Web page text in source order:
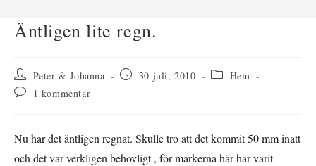
Äntligen lite regn.
Inläggsförfattare:
Peter & Johanna
Inlägget30 juli, 2010 Inläggskategori:
Hem
Kommentarer
1 kommentar
Nu har det äntligen regnat. Skulle tro att det kommit 50 mm inatt
och det var verkligen behövligt , för markerna här har varit